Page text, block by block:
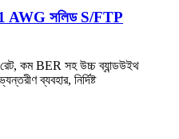
AWG সলিড S/FTP
রেট, কম BER সহ উচ্চ ব্যান্ডউইথ
ব্যবহার, নির্দিষ্ট